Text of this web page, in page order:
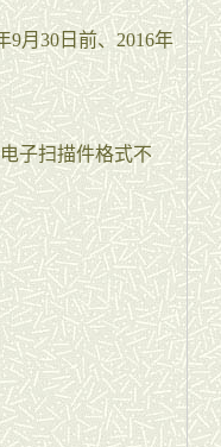
9月30日前、2016年
子扫描件格式不